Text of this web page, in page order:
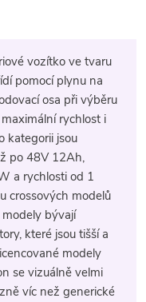
vozítko ve tvaru
pomocí plynu na
osa při výběru
rychlost i
kategorii jsou
po 48V 12Ah,
a rychlosti od 1
crossových modelů
bývají
které jsou tišší a
modely
se vizuálně velmi
víc než generické